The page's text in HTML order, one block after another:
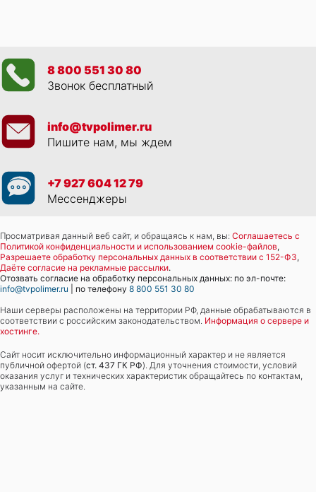
8 800 551 30 80
Звонок бесплатный
info@tvpolimer.ru
Пишите нам, мы ждем
+7 927 604 12 79
Мессенджеры
Просматривая данный веб сайт, и обращаясь к нам, вы: Соглашаетесь с
Политикой конфиденциальности и использованием cookie-файлов,
Разрешаете обработку персональных данных в соответствии с 152-ФЗ,
Даёте согласие на рекламные рассылки.
Отозвать согласие на обработку персональных данных: по эл-почте:
info@tvpolimer.ru | по телефону 8 800 551 30 80
Наши серверы расположены на территории РФ, данные обрабатываются в
соответствии с российским законодательством. Информация о сервере и
хостинге.
Сайт носит исключительно информационный характер и не является
публичной офертой (ст. 437 ГК РФ). Для уточнения стоимости, условий
оказания услуг и технических характеристик обращайтесь по контактам,
указанным на сайте.